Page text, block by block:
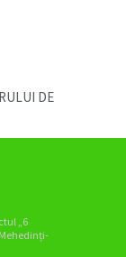
DE
„6